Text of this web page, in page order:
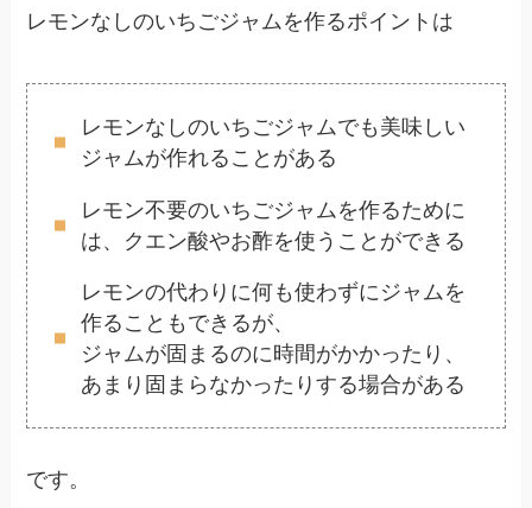
レモンなしのいちごジャムを作るポイントは
レモンなしのいちごジャムでも美味しい
ジャムが作れることがある
レモン不要のいちごジャムを作るために
は、クエン酸やお酢を使うことができる
レモンの代わりに何も使わずにジャムを
作ることもできるが、
ジャムが固まるのに時間がかかったり、
あまり固まらなかったりする場合がある
です。